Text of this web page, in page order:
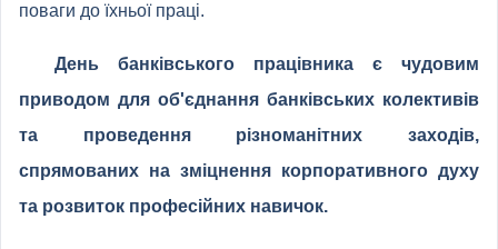
поваги до їхньої праці.
День банківського працівника є чудовим
приводом для об'єднання банківських колективів
та проведення різноманітних заходів,
спрямованих на зміцнення корпоративного духу
та розвиток професійних навичок.